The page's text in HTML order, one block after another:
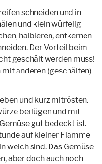
schneiden und in
und klein würfelig
halbieren, entkernen
Der Vorteil beim
geschält werden muss!
anderen (geschälten)
und kurz mitrösten.
beifügen und mit
gut bedeckt ist.
auf kleiner Flamme
weich sind. Das Gemüse
aber doch auch noch